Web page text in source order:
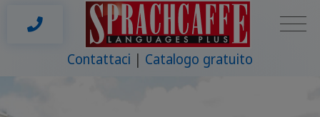
Contattaci Catalogo gratuito